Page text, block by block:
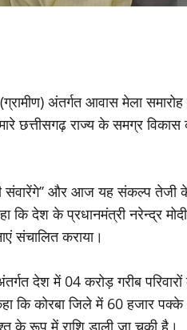
अंतर्गत आवास मेला
छत्तीसगढ़ राज्य के समग्र विकास
संवारेंगे’’ और आज यह संकल्प तेजी
कि देश के प्रधानमंत्री नरेन्द्र
संचालित कराया।
देश में 04 करोड़ गरीब
कि कोरबा जिले में 60 हजार
के रूप में राशि डाली जा चुकी है।